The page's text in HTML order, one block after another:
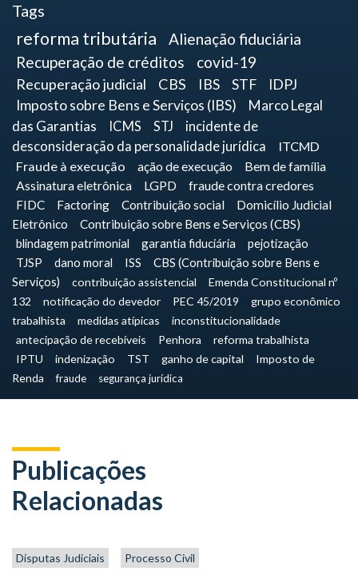
Tags
reforma tributária
Alienação fiduciária
Recuperação de créditos
covid-19
Recuperação judicial CBS IBS STF
IDPJ
Imposto sobre Bens e Serviços (IBS)
Marco Legal
das Garantias
ICMS STJ
incidente de
desconsideração da personalidade jurídica
ITCMD
Fraude à execução
ação de execução
Bem de família
Assinatura eletrônica
LGPD fraude contra credores
FIDC Factoring Contribuição social
Domicílio Judicial
Eletrônico
Contribuição sobre Bens e Serviços (CBS)
blindagem patrimonial
garantia fiduciária
pejotização
TJSP
dano moral ISS
CBS (Contribuição sobre Bens e
Serviços)
contribuição assistencial
Emenda Constitucional nº
132
notificação do devedor PEC 45/2019
grupo econômico
trabalhista
medidas atípicas
inconstitucionalidade
antecipação de recebíveis
Penhora
reforma trabalhista
IPTU
indenização TST ganho de capital
Imposto de
Renda
fraude segurança jurídica
Publicações
Relacionadas
Disputas Judiciais Processo Civil